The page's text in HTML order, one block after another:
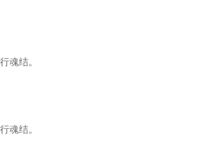
魂结。
魂结。